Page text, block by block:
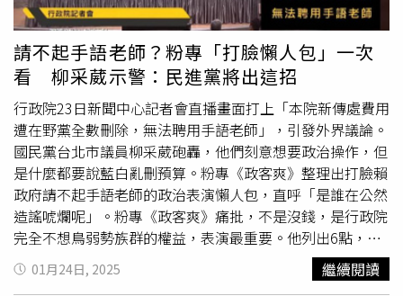
然另有人主張「可以從四大基金中挪錢」，但四大基金有部
份是人民的退休金，運作的也不錯，為何要挪出去另做他
用？而且還是到海外投資，這些錢大部份都是勞工及雇主的
血汗錢，可以說搬走就搬走嗎？鄭麗文表示，羊毛出在羊身
上，當台灣政府已經缺錢，又不像卡達可以有賣不完的天然
氣、石油，只能搬空國庫，更何況負責人是民進黨，她「一
萬個不放心」，為何又要在這個時候成立主權基金，難到賴
政府就只為了投資美國，配合開發阿拉斯加天然氣？他呼籲
在國會多數的國民黨一定要擋下來，否則台灣就會被掏空。
前立委陳琬惠則說，成立主權基金是民眾黨前副總統候選人
吳欣盈的主張，但當年央行、財政部都強烈反對，從沒聽說
過同意，但今天賴總統說話了，他就等著看央行、財政部要
如何轉彎，包括如何維持主權基金的絕對中立，在朝野因總
請不起手語老師？粉專「打臉懶人包」一次
看 柳采葳示警：民進黨將出這招
行政院23日新聞中心記者會直播畫面打上「本院新傳處費用
遭在野黨全數刪除，無法聘用手語老師」，引發外界議論。
國民黨台北市議員柳采葳砲轟，他們刻意想要政治操作，但
是什麼都要說藍白亂刪預算。粉專《政客爽》整理出打臉賴
政府請不起手語老師的政治表演懶人包，直呼「是誰在公然
造謠唬爛呢」。粉專《政客爽》痛批，不是沒錢，是行政院
完全不想鳥弱勢族群的權益，表演最重要。他列出6點，行
政院記者會手語翻譯標案去年底就決標，金額才71萬元，藍
白刪完預算後還剩下95萬可以支付，數學都不會乾脆下台回
01月24日, 2025 繼續閱讀